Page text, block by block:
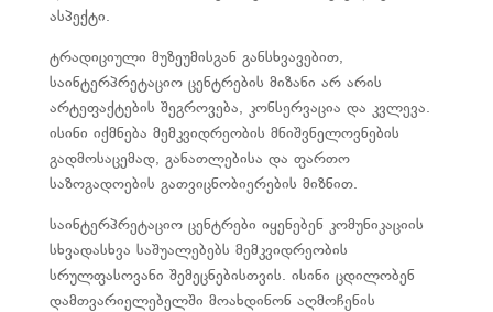
ასპექტი.
ტრადიციული მუზეუმისგან განსხვავებით,
საინტერპრეტაციო ცენტრების მიზანი არ არის
არტეფაქტების შეგროვება, კონსერვაცია და კვლევა.
ისინი იქმნება მემკვიდრეობის მნიშვნელოვნების
გადმოსაცემად, განათლებისა და ფართო
საზოგადოების გათვიცნობიერების მიზნით.
საინტერპრეტაციო ცენტრები იყენებენ კომუნიკაციის
სხვადასხვა საშუალებებს მემკვიდრეობის
სრულფასოვანი შემეცნებისთვის. ისინი ცდილობენ
დამთვარიელებელში მოახდინონ აღმოჩენის